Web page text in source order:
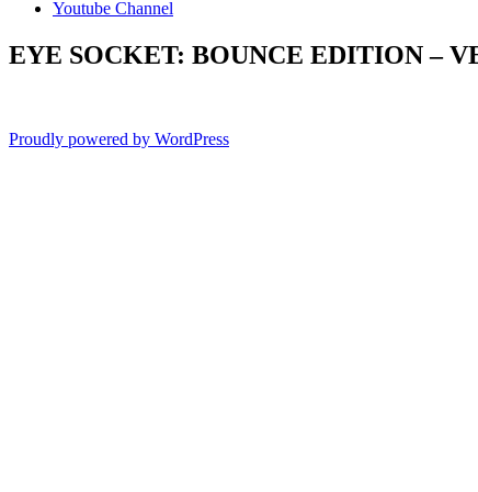
Youtube Channel
EYE SOCKET: BOUNCE EDITION –
Proudly powered by WordPress